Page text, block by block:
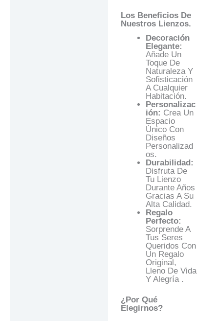
Los Beneficios De
Nuestros Lienzos.
Decoración
Elegante:
Añade Un
Toque De
Naturaleza Y
Sofisticación
A Cualquier
Habitación.
Personalizac
Ión: Crea Un
Espacio
Único Con
Diseños
Personalizad
Os.
Durabilidad:
Disfruta De
Tu Lienzo
Durante Años
Gracias A Su
Alta Calidad.
Regalo
Perfecto:
Sorprende A
Tus Seres
Queridos Con
Un Regalo
Original,
Lleno De Vida
Y Alegría .
¿Por Qué
Elegirnos?